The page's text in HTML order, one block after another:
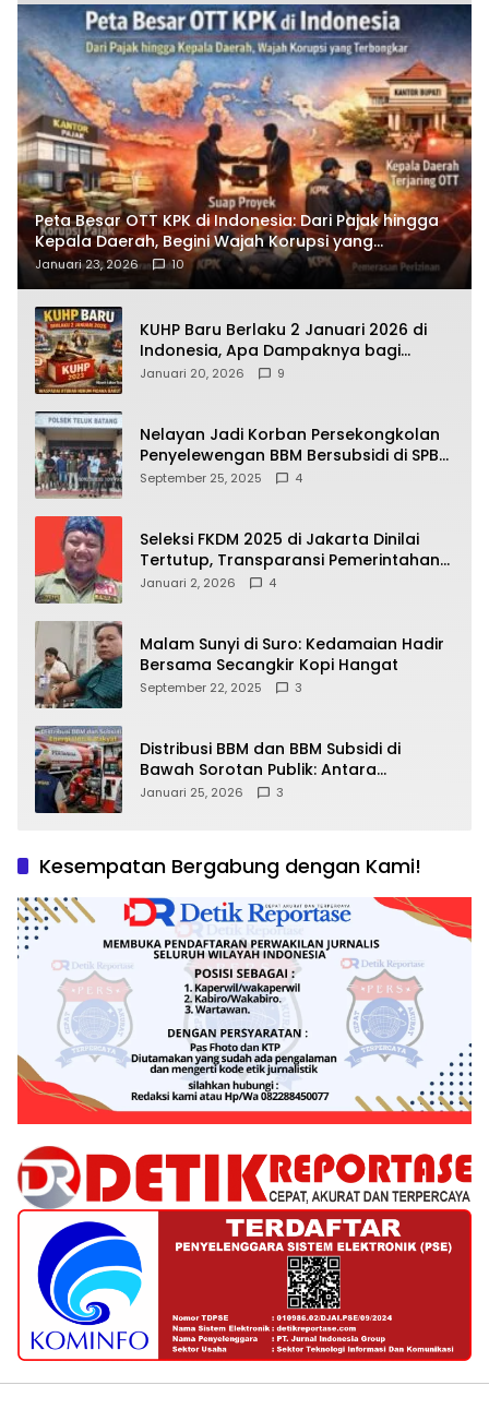
Peta Besar OTT KPK di Indonesia: Dari Pajak hingga
Kepala Daerah, Begini Wajah Korupsi yang
Terbongkar
Januari 23, 2026 10
KUHP Baru Berlaku 2 Januari 2026 di
Indonesia, Apa Dampaknya bagi
Kehidupan Warga? Ini Aturan Kunci
Januari 20, 2026 9
Nelayan Jadi Korban Persekongkolan
Penyelewengan BBM Bersubsidi di SPBU
64.78809 Teluk Batang
September 25, 2025 4
Seleksi FKDM 2025 di Jakarta Dinilai
Tertutup, Transparansi Pemerintahan
Pramono–Rano Dipertanyakan
Januari 2, 2026 4
Malam Sunyi di Suro: Kedamaian Hadir
Bersama Secangkir Kopi Hangat
September 22, 2025 3
Distribusi BBM dan BBM Subsidi di
Bawah Sorotan Publik: Antara
Kepentingan Negara, Hak Konsumen,
Januari 25, 2026 3
Kesempatan Bergabung dengan Kami!